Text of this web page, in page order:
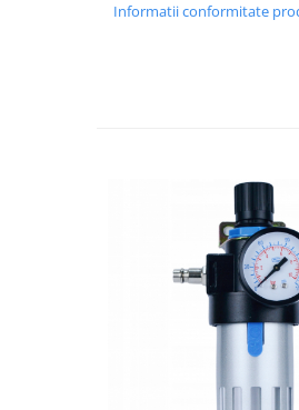
Informatii conformitate